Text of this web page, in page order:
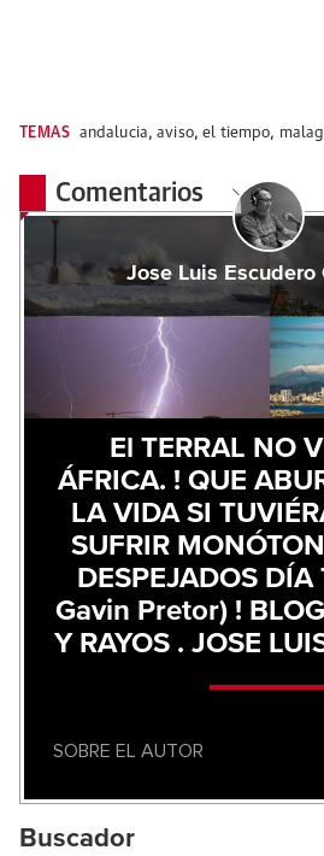
TEMAS andalucia,aviso,el tiempo,
Comentarios
Jose Luis Escudero
El TERRAL NO
ÁFRICA. ! QUE
LA VIDA SI
SUFRIR
DESPEJADOS DÍA
Gavin Pretor) !
Y RAYOS . JOSE
SOBRE EL AUTOR
Buscador